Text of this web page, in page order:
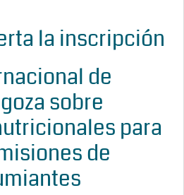
la inscripción
de
sobre
para
de